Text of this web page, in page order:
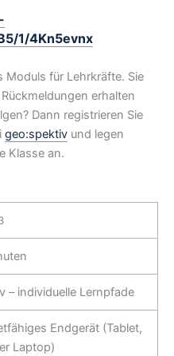
1/4Kn5evnx
Moduls für Lehrkräfte. Sie
erhalten
Dann registrieren Sie
geo:spektiv und legen
Klasse an.
– individuelle Lernpfade
Endgerät (Tablet,
Laptop)